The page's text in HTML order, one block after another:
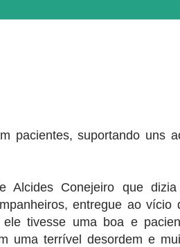
pacientes, suportando uns
Alcides Conejeiro que
entregue ao vício
tivesse uma boa e
uma terrível desordem e